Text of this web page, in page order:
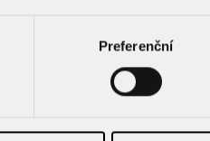
Preferenční